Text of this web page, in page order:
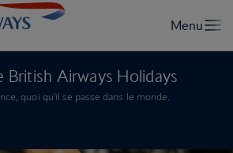
British Airways Holidays
quoi qu'il se passe dans le monde.